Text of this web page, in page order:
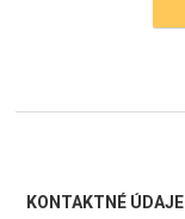
KONTAKTNÉ ÚDAJE